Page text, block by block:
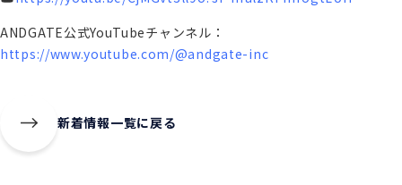
ANDGATE公式YouTubeチャンネル：
https://www.youtube.com/@andgate-inc
新着情報一覧に戻る